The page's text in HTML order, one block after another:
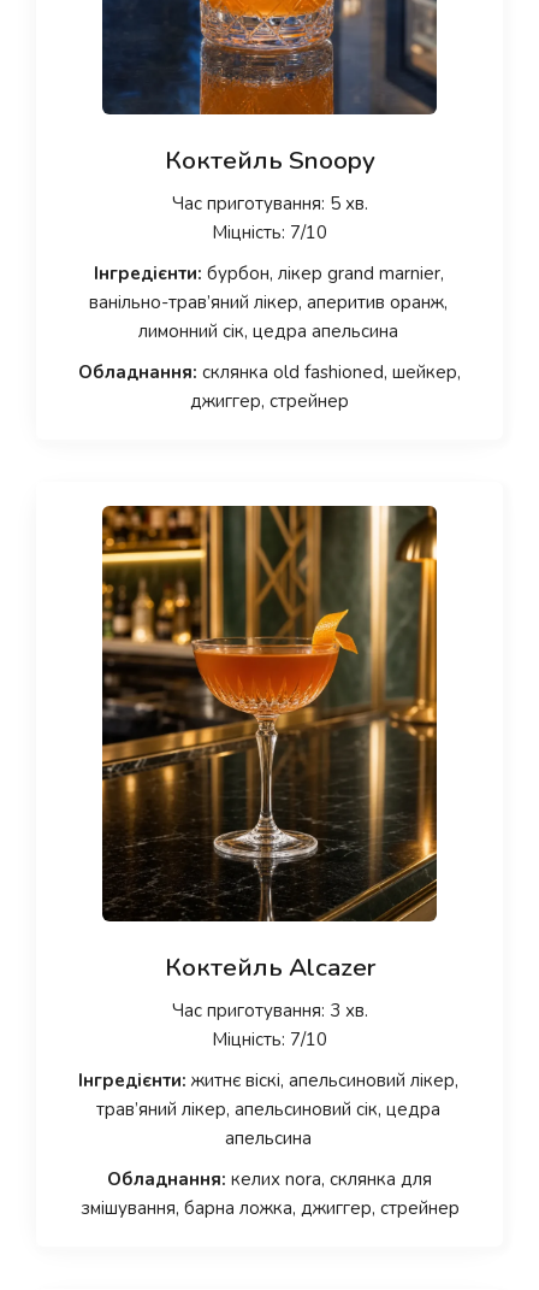
Коктейль Snoopy
Час приготування: 5 хв.
Міцність: 7/10
Інгредієнти: бурбон, лікер grand marnier,
ванільно-трав’яний лікер, аперитив оранж,
лимонний сік, цедра апельсина
Обладнання: склянка old fashioned, шейкер,
джиггер, стрейнер
Коктейль Alcazer
Час приготування: 3 хв.
Міцність: 7/10
Інгредієнти: житнє віскі, апельсиновий лікер,
трав’яний лікер, апельсиновий сік, цедра
апельсина
Обладнання: келих nora, склянка для
змішування, барна ложка, джиггер, стрейнер